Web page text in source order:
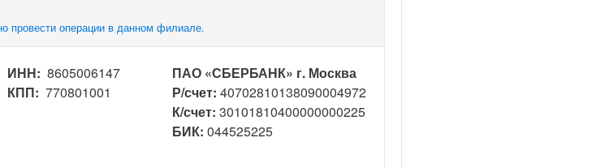
провести операции в данном филиале.
ИНН: 8605006147
КПП: 770801001
ПАО «СБЕРБАНК» г. Москва
Р/счет:40702810138090004972
К/счет:30101810400000000225
БИК:044525225